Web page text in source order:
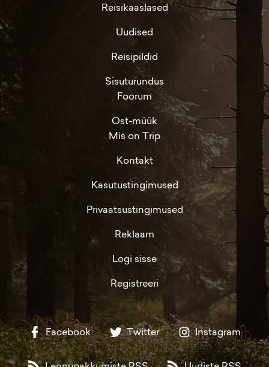
Reisikaaslased
Uudised
Reisipildid
Sisuturundus
Foorum
Ost-müük
Mis on Trip
Kontakt
Kasutustingimused
Privaatsustingimused
Reklaam
Logi sisse
Registreeri
Facebook Twitter Instagram